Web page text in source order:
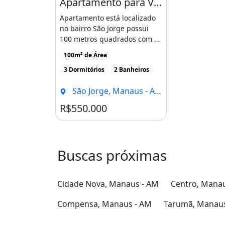
Área De Serviço
Armários Na Cozinha
Armários No Quarto
Quarto De Serviço
Varanda
Imóvel novo Ar-condicionado
Varanda
Apartamento está localizado
no bairro São Jorge possui
100 metros quadrados com 3
quartos sendo 1 [...]
100m² de Área
3 Dormitórios
2 Banheiros
São Jorge, Manaus - AM
R$550.000
Buscas próximas
Cidade Nova, Manaus - AM Centro,
Compensa, Manaus - AM
Tarumã,